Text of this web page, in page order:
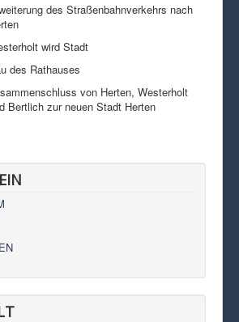
des Straßenbahnverkehrs nach
wird Stadt
des Rathauses
von Herten, Westerholt
Bertlich zur neuen Stadt Herten